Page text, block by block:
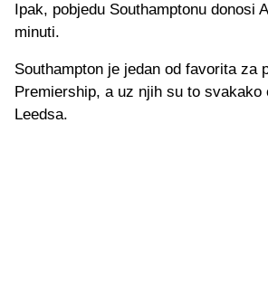
Ipak, pobjedu Southamptonu donosi
minuti.
Southampton je jedan od favorita za
Premiership, a uz njih su to svakako
Leedsa.